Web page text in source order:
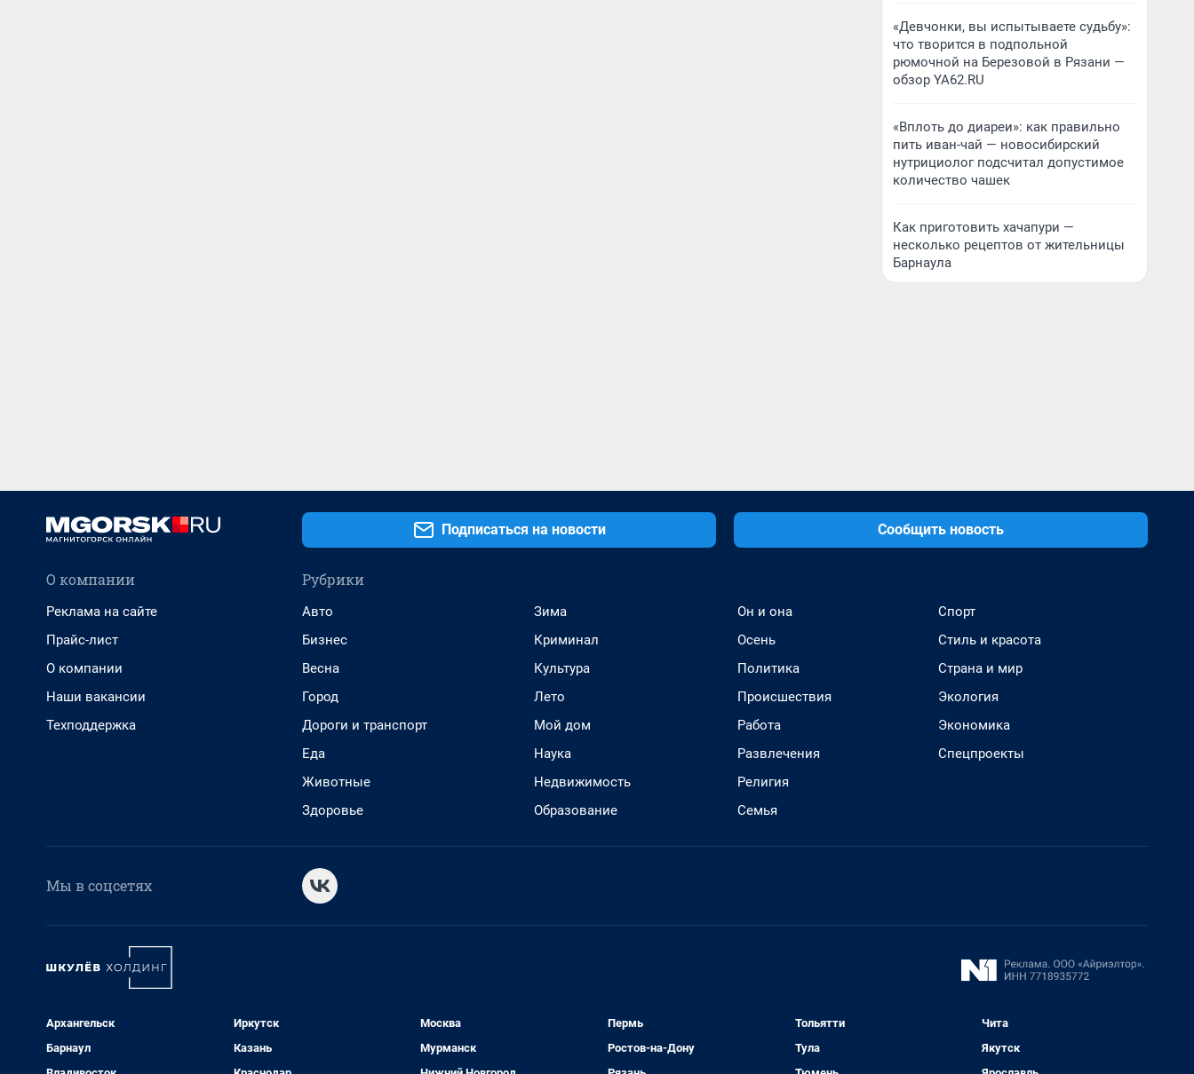
«Девчонки, вы испытываете судьбу»:
что творится в подпольной
рюмочной на Березовой в Рязани —
обзор YA62.RU
«Вплоть до диареи»: как правильно
пить иван-чай — новосибирский
нутрициолог подсчитал допустимое
количество чашек
Как приготовить хачапури —
несколько рецептов от жительницы
Барнаула
Подписаться на новости Сообщить новость
О компании
Реклама на сайте
Прайс-лист
О компании
Наши вакансии
Техподдержка
Рубрики
Авто
Бизнес
Весна
Город
Дороги и транспорт
Еда
Животные
Здоровье
Зима
Криминал
Культура
Лето
Мой дом
Наука
Недвижимость
Образование
Он и она
Осень
Политика
Происшествия
Работа
Развлечения
Религия
Семья
Спорт
Стиль и красота
Страна и мир
Экология
Экономика
Спецпроекты
Мы в соцсетях
Архангельск
Барнаул
Иркутск
Казань
Москва
Мурманск
Пермь
Ростов-на-Дону
Тольятти
Тула
Чита
Якутск